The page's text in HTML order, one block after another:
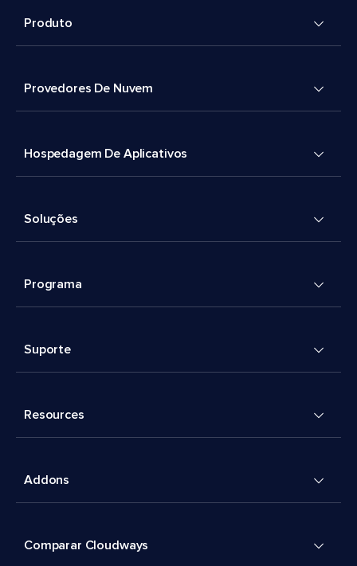
Produto
Provedores De Nuvem
Hospedagem De Aplicativos
Soluções
Programa
Suporte
Resources
Addons
Comparar Cloudways